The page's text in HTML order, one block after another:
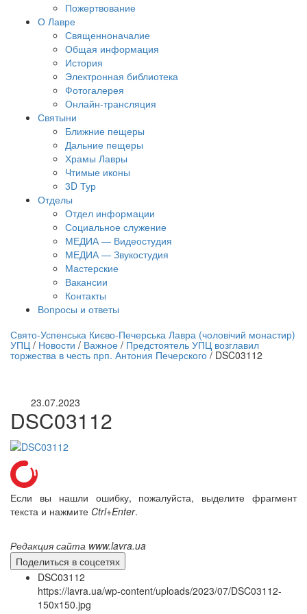
Пожертвование
О Лавре
Священноначалие
Общая информация
История
Электронная библиотека
Фотогалерея
Онлайн-трансляция
Святыни
Ближние пещеры
Дальние пещеры
Храмы Лавры
Чтимые иконы
3D Тур
Отделы
Отдел информации
Социальное служение
МЕДИА — Видеостудия
МЕДИА — Звукостудия
Мастерские
Вакансии
Контакты
Вопросы и ответы
трансляция | 12 сентября
трансляции
Свято-Успенська Києво-Печерська Лавра (чоловічий монастир)
УПЦ / Новости / Важное / Предстоятель УПЦ возглавил
торжества в честь прп. Антония Печерского / DSC03112
23.07.2023
DSC03112
Если вы нашли ошибку, пожалуйста, выделите фрагмент
текста и нажмите Ctrl+Enter.
Редакция сайта www.lavra.ua
Поделиться в соцсетях
DSC03112
https://lavra.ua/wp-content/uploads/2023/07/DSC03112-
150x150.jpg